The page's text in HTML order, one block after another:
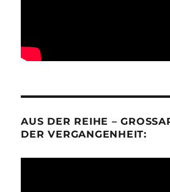
AUS DER REIHE –
ER VERGANGENHEIT: